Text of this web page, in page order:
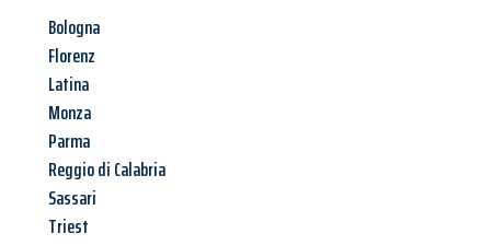
Bologna
Florenz
Latina
Monza
Parma
Reggio di Calabria
Sassari
Triest